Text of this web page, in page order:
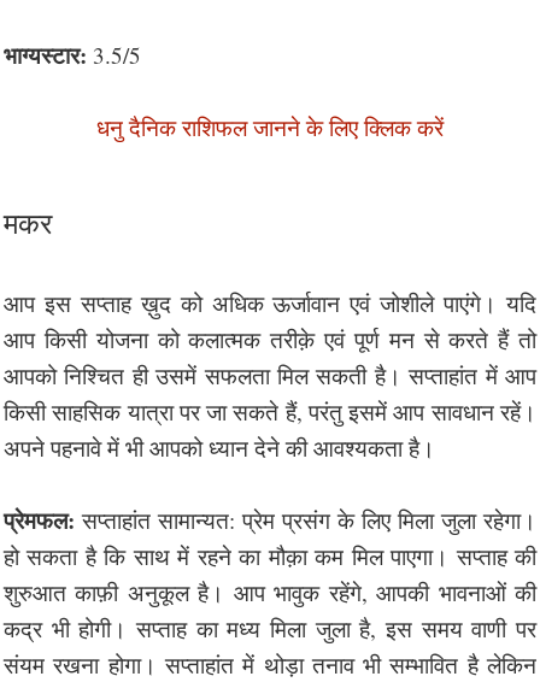
भाग्यस्टार: 3.5/5
धनु दैनिक राशिफल जानने के लिए क्लिक करें
मकर
आप इस सप्ताह ख़ुद को अधिक ऊर्जावान एवं जोशीले पाएंगे। यदि
आप किसी योजना को कलात्मक तरीक़े एवं पूर्ण मन से करते हैं तो
आपको निश्चित ही उसमें सफलता मिल सकती है। सप्ताहांत में आप
किसी साहसिक यात्रा पर जा सकते हैं, परंतु इसमें आप सावधान रहें।
अपने पहनावे में भी आपको ध्यान देने की आवश्यकता है।
प्रेमफल: सप्ताहांत सामान्यत: प्रेम प्रसंग के लिए मिला जुला रहेगा।
हो सकता है कि साथ में रहने का मौक़ा कम मिल पाएगा। सप्ताह की
शुरुआत काफ़ी अनुकूल है। आप भावुक रहेंगे, आपकी भावनाओं की
कद्र भी होगी। सप्ताह का मध्य मिला जुला है, इस समय वाणी पर
संयम रखना होगा। सप्ताहांत में थोड़ा तनाव भी सम्भावित है लेकिन